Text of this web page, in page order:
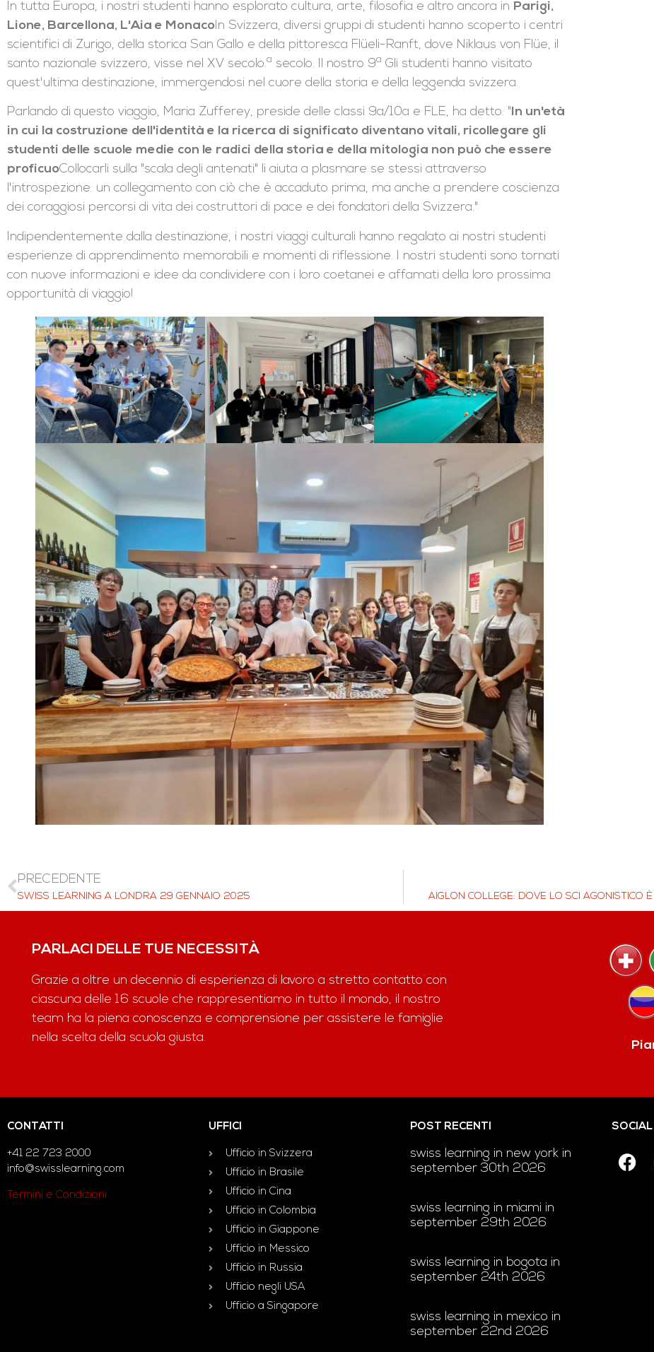
In tutta Europa, i nostri studenti hanno esplorato cultura, arte, filosofia e altro ancora in Parigi,
Lione, Barcellona, L'Aia e MonacoIn Svizzera, diversi gruppi di studenti hanno scoperto i centri
scientifici di Zurigo, della storica San Gallo e della pittoresca Flüeli-Ranft, dove Niklaus von Flüe, il
santo nazionale svizzero, visse nel XV secolo.a secolo. Il nostro 9a Gli studenti hanno visitato
quest'ultima destinazione, immergendosi nel cuore della storia e della leggenda svizzera.
Parlando di questo viaggio, Maria Zufferey, preside delle classi 9a/10a e FLE, ha detto: "In un'età
in cui la costruzione dell'identità e la ricerca di significato diventano vitali, ricollegare gli
studenti delle scuole medie con le radici della storia e della mitologia non può che essere
proficuoCollocarli sulla "scala degli antenati" li aiuta a plasmare se stessi attraverso
l'introspezione: un collegamento con ciò che è accaduto prima, ma anche a prendere coscienza
dei coraggiosi percorsi di vita dei costruttori di pace e dei fondatori della Svizzera."
Indipendentemente dalla destinazione, i nostri viaggi culturali hanno regalato ai nostri studenti
esperienze di apprendimento memorabili e momenti di riflessione. I nostri studenti sono tornati
con nuove informazioni e idee da condividere con i loro coetanei e affamati della loro prossima
opportunità di viaggio!
PRECEDENTE
SWISS LEARNING A LONDRA 29 GENNAIO 2025 AIGLON COLLEGE: DOVE LO SCI AGONISTICO
PARLACI DELLE TUE NECESSITÀ
Grazie a oltre un decennio di esperienza di lavoro a stretto contatto con
ciascuna delle 16 scuole che rappresentiamo in tutto il mondo, il nostro
team ha la piena conoscenza e comprensione per assistere le famiglie
nella scelta della scuola giusta.
CONTATTI
+41 22 723 2000
info@swisslearning.com
Termini e Condizioni
UFFICI
Ufficio in Svizzera
Ufficio in Brasile
Ufficio in Cina
Ufficio in Colombia
Ufficio in Giappone
Ufficio in Messico
Ufficio in Russia
Ufficio negli USA
Ufficio a Singapore
POST RECENTI
swiss learning in new york in
september 30th 2026
swiss learning in miami in
september 29th 2026
swiss learning in bogota in
september 24th 2026
swiss learning in mexico in
september 22nd 2026